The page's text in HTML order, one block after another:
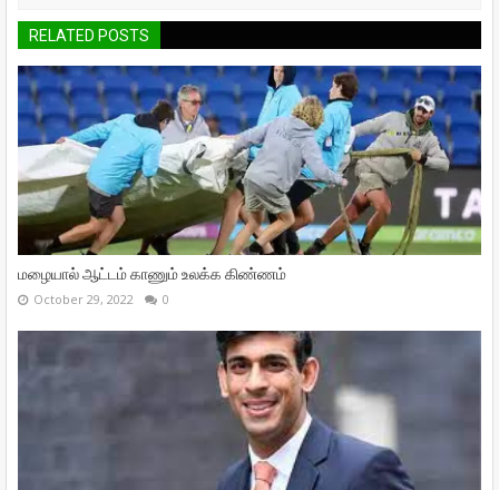
RELATED POSTS
மழையால் ஆட்டம் காணும் உலக்க கிண்ணம்
October 29, 2022 0